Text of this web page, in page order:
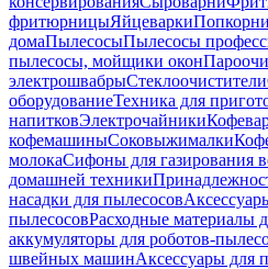
фритюрницыЯйцеварки
домаПылесосыПылесосы
пылесосы, мойщики окон
электрошвабрыСтеклоочистители
оборудованиеТехника для
напитковЭлектрочайники
кофемашиныСоковыжималки
молокаСифоны для газирования
домашней техники
насадки для пылесосов
пылесосовРасходные материалы
аккумуляторы для роботов-
швейных машинАксессуары для